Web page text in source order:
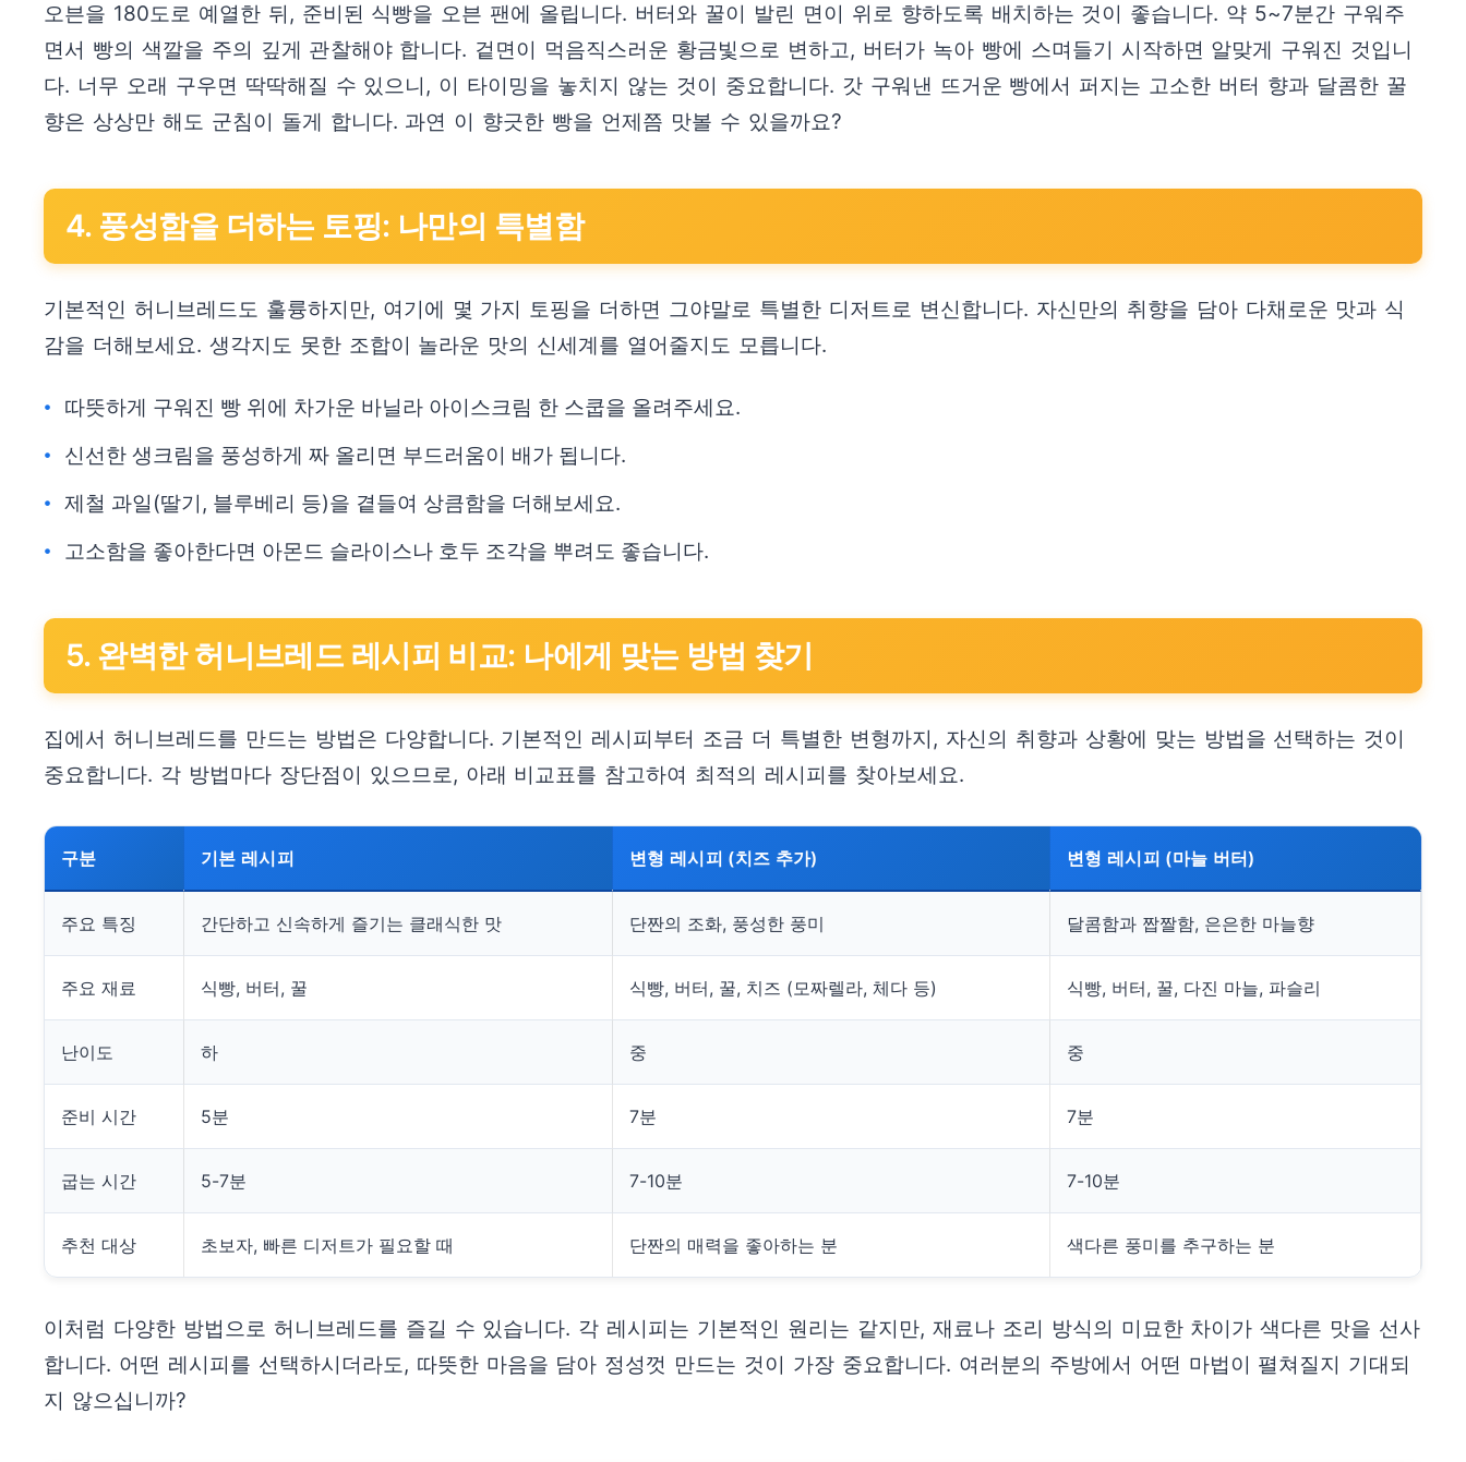
오븐을 180도로 예열한 뒤, 준비된 식빵을 오븐 팬에 올립니다. 버터와 꿀이 발린 면이 위로 향하도록 배치하는 것이 좋습니다. 약 5~7분간 구워주
면서 빵의 색깔을 주의 깊게 관찰해야 합니다. 겉면이 먹음직스러운 황금빛으로 변하고, 버터가 녹아 빵에 스며들기 시작하면 알맞게 구워진 것입니
다. 너무 오래 구우면 딱딱해질 수 있으니, 이 타이밍을 놓치지 않는 것이 중요합니다. 갓 구워낸 뜨거운 빵에서 퍼지는 고소한 버터 향과 달콤한 꿀
향은 상상만 해도 군침이 돌게 합니다. 과연 이 향긋한 빵을 언제쯤 맛볼 수 있을까요?
4. 풍성함을 더하는 토핑: 나만의 특별함
기본적인 허니브레드도 훌륭하지만, 여기에 몇 가지 토핑을 더하면 그야말로 특별한 디저트로 변신합니다. 자신만의 취향을 담아 다채로운 맛과 식
감을 더해보세요. 생각지도 못한 조합이 놀라운 맛의 신세계를 열어줄지도 모릅니다.
따뜻하게 구워진 빵 위에 차가운 바닐라 아이스크림 한 스쿱을 올려주세요.
신선한 생크림을 풍성하게 짜 올리면 부드러움이 배가 됩니다.
제철 과일(딸기, 블루베리 등)을 곁들여 상큼함을 더해보세요.
고소함을 좋아한다면 아몬드 슬라이스나 호두 조각을 뿌려도 좋습니다.
5. 완벽한 허니브레드 레시피 비교: 나에게 맞는 방법 찾기
집에서 허니브레드를 만드는 방법은 다양합니다. 기본적인 레시피부터 조금 더 특별한 변형까지, 자신의 취향과 상황에 맞는 방법을 선택하는 것이
중요합니다. 각 방법마다 장단점이 있으므로, 아래 비교표를 참고하여 최적의 레시피를 찾아보세요.
구분 기본 레시피 변형 레시피 (치즈 추가) 변형 레시피 (마늘 버터)
주요 특징 간단하고 신속하게 즐기는 클래식한 맛 단짠의 조화, 풍성한 풍미 달콤함과 짭짤함, 은은한 마늘향
주요 재료 식빵, 버터, 꿀 식빵, 버터, 꿀, 치즈 (모짜렐라, 체다 등) 식빵, 버터, 꿀, 다진 마늘, 파슬리
난이도 하 중 중
준비 시간 5분 7분 7분
굽는 시간 5-7분 7-10분 7-10분
추천 대상 초보자, 빠른 디저트가 필요할 때 단짠의 매력을 좋아하는 분 색다른 풍미를 추구하는 분
이처럼 다양한 방법으로 허니브레드를 즐길 수 있습니다. 각 레시피는 기본적인 원리는 같지만, 재료나 조리 방식의 미묘한 차이가 색다른 맛을 선사
합니다. 어떤 레시피를 선택하시더라도, 따뜻한 마음을 담아 정성껏 만드는 것이 가장 중요합니다. 여러분의 주방에서 어떤 마법이 펼쳐질지 기대되
지 않으십니까?